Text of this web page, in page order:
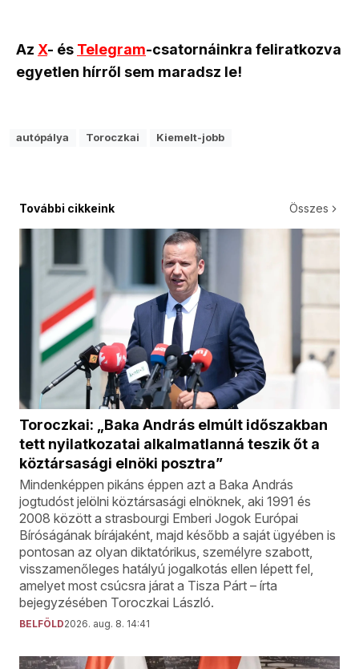
Az X- és Telegram-csatornáinkra feliratkozva
egyetlen hírről sem maradsz le!
autópálya Toroczkai Kiemelt-jobb
További cikkeink Összes
Toroczkai: „Baka András elmúlt időszakban
tett nyilatkozatai alkalmatlanná teszik őt a
köztársasági elnöki posztra”
Mindenképpen pikáns éppen azt a Baka András
jogtudóst jelölni köztársasági elnöknek, aki 1991 és
2008 között a strasbourgi Emberi Jogok Európai
Bíróságának bírájaként, majd később a saját ügyében is
pontosan az olyan diktatórikus, személyre szabott,
visszamenőleges hatályú jogalkotás ellen lépett fel,
amelyet most csúcsra járat a Tisza Párt – írta
bejegyzésében Toroczkai László.
BELFÖLD2026. aug. 8. 14:41